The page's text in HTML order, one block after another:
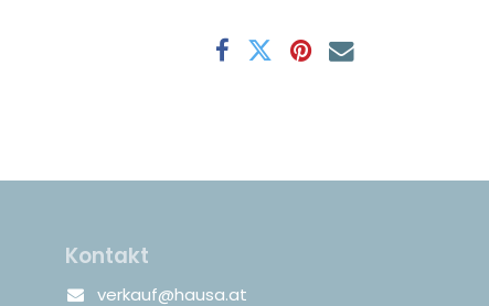
Kontakt
verkauf@hausa.at